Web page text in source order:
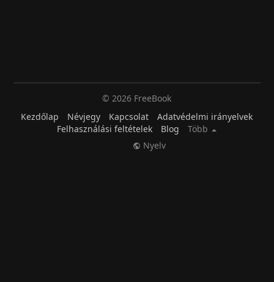
© 2026 FreeBook
Kezdőlap
Névjegy Kapcsolat
Adatvédelmi irányelvek
Felhasználási feltételek
Blog
Több
Nyelv